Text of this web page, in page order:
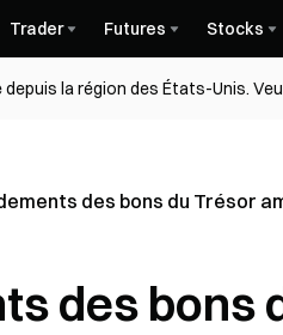
Trader Futures Stocks
la région des États-Unis.
des bons du Trésor
des bons